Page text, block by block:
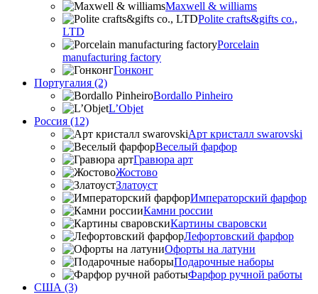
Maxwell & williams
Polite crafts&gifts co.,
LTD
Porcelain
manufacturing factory
Гонконг
Португалия (2)
Bordallo Pinheiro
L’Objet
Россия (12)
Арт кристалл swarovski
Веселый фарфор
Гравюра арт
Жостово
Златоуст
Императорский фарфор
Камни россии
Картины сваровски
Лефортовский фарфор
Офорты на латуни
Подарочные наборы
Фарфор ручной работы
США (3)